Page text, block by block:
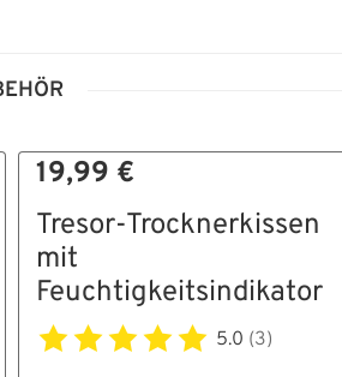
19,99 €
Tresor-Trocknerkissen
mit
Feuchtigkeitsindikator
5.0 (3)